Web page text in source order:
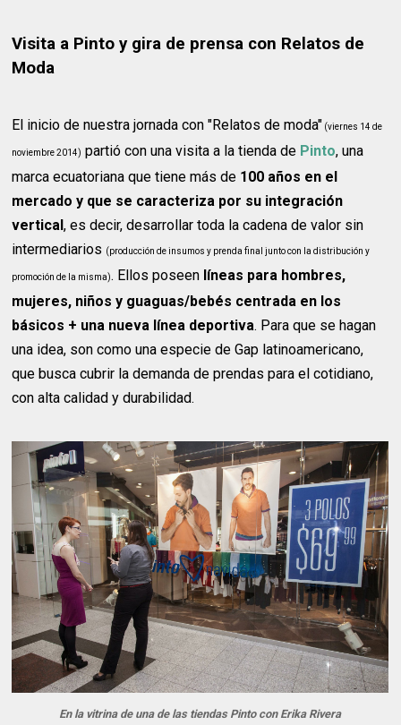
Visita a Pinto y gira de prensa con Relatos de
Moda
El inicio de nuestra jornada con "Relatos de moda" (viernes 14 de
noviembre 2014) partió con una visita a la tienda de Pinto, una
marca ecuatoriana que tiene más de 100 años en el
mercado y que se caracteriza por su integración
vertical, es decir, desarrollar toda la cadena de valor sin
intermediarios (producción de insumos y prenda final junto con la distribución y
promoción de la misma). Ellos poseen líneas para hombres,
mujeres, niños y guaguas/bebés centrada en los
básicos + una nueva línea deportiva. Para que se hagan
una idea, son como una especie de Gap latinoamericano,
que busca cubrir la demanda de prendas para el cotidiano,
con alta calidad y durabilidad.
En la vitrina de una de las tiendas Pinto con Erika Rivera